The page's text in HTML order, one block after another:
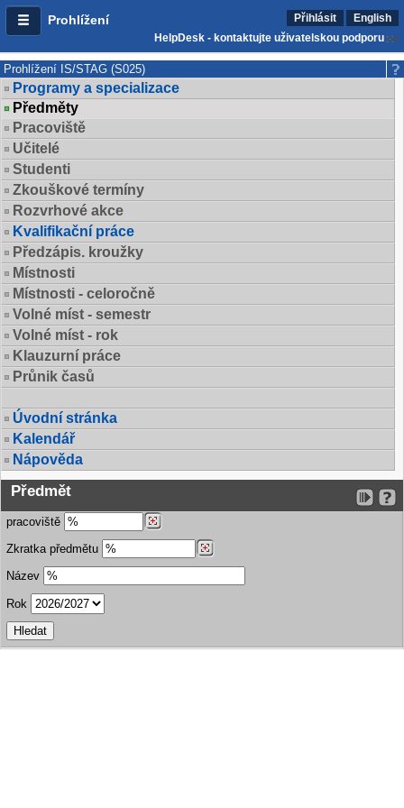
Prohlížení Přihlásit
English
HelpDesk - kontaktujte uživatelskou podporu
Prohlížení IS/STAG (S025)
Programy a specializace
Předměty
Pracoviště
Učitelé
Studenti
Zkouškové termíny
Rozvrhové akce
Kvalifikační práce
Předzápis. kroužky
Místnosti
Místnosti - celoročně
Volné míst - semestr
Volné míst - rok
Klauzurní práce
Průnik časů
Úvodní stránka
Kalendář
Nápověda
Předmět
pracoviště
Zkratka předmětu
Název
Rok